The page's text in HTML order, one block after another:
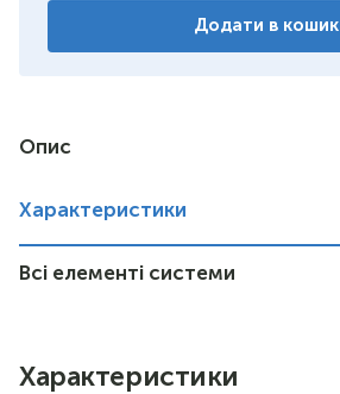
Додати в кошик
Опис
Характеристики
Всі елементі системи
Характеристики